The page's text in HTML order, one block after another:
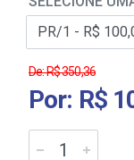
De: R$ 350,36
Por: R$